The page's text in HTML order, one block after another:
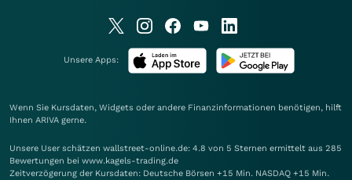
Unsere Apps:
Wenn Sie Kursdaten, Widgets oder andere Finanzinformationen benötigen, hilft
Ihnen ARIVA gerne.
Unsere User schätzen wallstreet-online.de: 4.8 von 5 Sternen ermittelt aus 285
Bewertungen bei www.kagels-trading.de
Zeitverzögerung der Kursdaten: Deutsche Börsen +15 Min. NASDAQ +15 Min.